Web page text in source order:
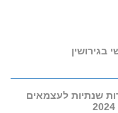
שנתיות לעצמאים